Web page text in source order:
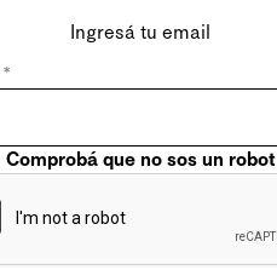
Ingresá tu email
*
Comprobá que no sos un robot